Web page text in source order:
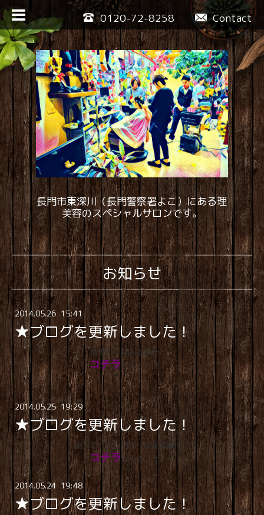
Contact
0120-72-8258
長門市東深川（長門警察署よこ）にある理
美容のスペシャルサロンです。
お知らせ
2014.05.26 15:41
★ブログを更新しました！
信也の「今ある幸せ。」
コチラ からどうぞ！！
2014.05.25 19:29
★ブログを更新しました！
鮎川の「久永信也、凱旋帰郷!!!」
コチラからどうぞ！！
2014.05.24 19:48
★ブログを更新しました！